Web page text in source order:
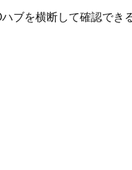
ブを横断して確認でき